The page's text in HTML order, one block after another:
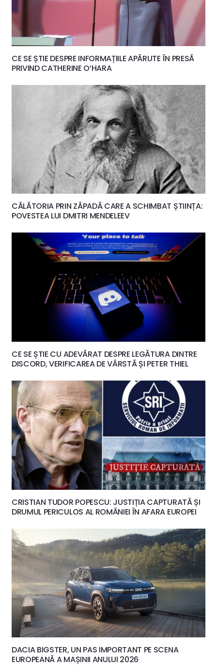
CE SE ȘTIE DESPRE INFORMAȚIILE APĂRUTE ÎN PRESĂ
PRIVIND CATHERINE O’HARA
CĂLĂTORIA PRIN ZĂPADĂ CARE A SCHIMBAT ȘTIINȚA:
POVESTEA LUI DMITRI MENDELEEV
CE SE ȘTIE CU ADEVĂRAT DESPRE LEGĂTURA DINTRE
DISCORD, VERIFICAREA DE VÂRSTĂ ȘI PETER THIEL
CRISTIAN TUDOR POPESCU: JUSTIȚIA CAPTURATĂ ȘI
DRUMUL PERICULOS AL ROMÂNIEI ÎN AFARA EUROPEI
DACIA BIGSTER, UN PAS IMPORTANT PE SCENA
EUROPEANĂ A MAȘINII ANULUI 2026